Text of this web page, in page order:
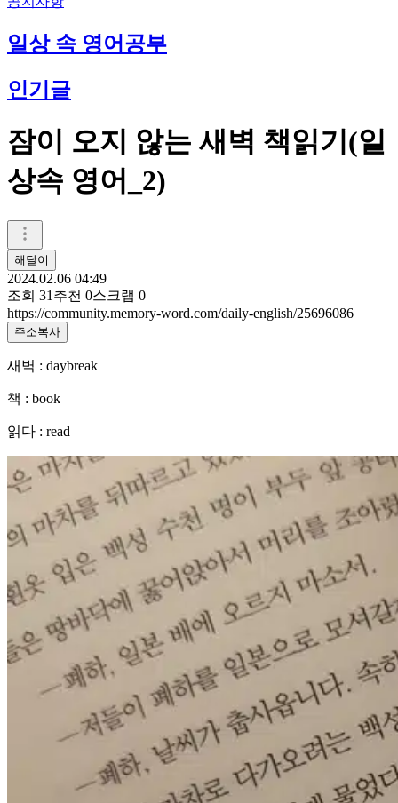
일상 속 영어공부
인기글
잠이 오지 않는 새벽 책읽기(일
상속 영어_2)
해달이
2024.02.06 04:49
조회 31 추천 0스크랩 0
https://community.memory-word.com/daily-english/25696086
주소복사
새벽 : daybreak
책 : book
읽다 : read